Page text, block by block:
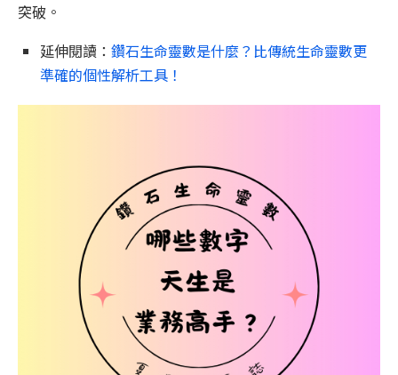
突破。
延伸閱讀： 鑽石生命靈數是什麼？比傳統生命靈數更
準確的個性解析工具！